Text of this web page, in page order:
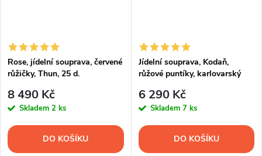
Rose, jídelní souprava, červené
růžičky, Thun, 25 d.
8 490 Kč
Skladem 2 ks
DO KOŠÍKU
Jídelní souprava, Kodaň,
růžové puntíky, karlovarský
6 290 Kč
Skladem 7 ks
DO KOŠÍKU